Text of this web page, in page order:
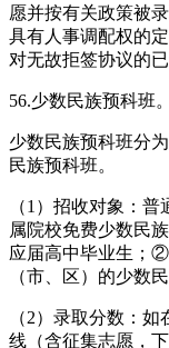
愿并按有关政策被
具有人事调配权的
对无故拒签协议的
56.少数民族预科班。
少数民族预科班分
民族预科班。
（1）招收对象：
属院校免费少数民
应届高中毕业生；
（市、区）的少数民
（2）录取分数：
线（含征集志愿，